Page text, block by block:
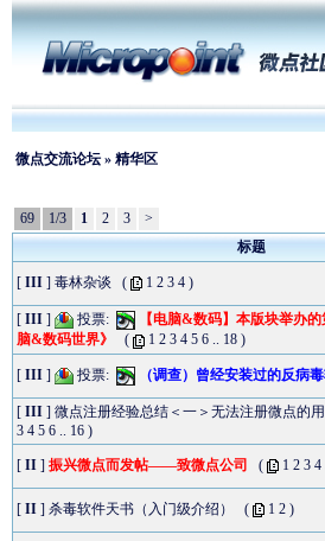
微点交流论坛 » 精华区
69 1/3 1 2 3
>
标题
[ III ] 毒林杂谈 ( 1 2 3 4 )
[ III ] 投票:
【电脑&数码】本版块举办
脑&数码世界》
( 1 2 3 4 5 6 .. 18 )
[ III ] 投票: （调查）曾经安装过的反病
[ III ] 微点注册经验总结＜一＞无法注册微点的用
3 4 5 6 .. 16 )
[ II ] 振兴微点而发帖——致微点公司 ( 1 2 3 4
[ II ] 杀毒软件天书（入门级介绍） ( 1 2 )